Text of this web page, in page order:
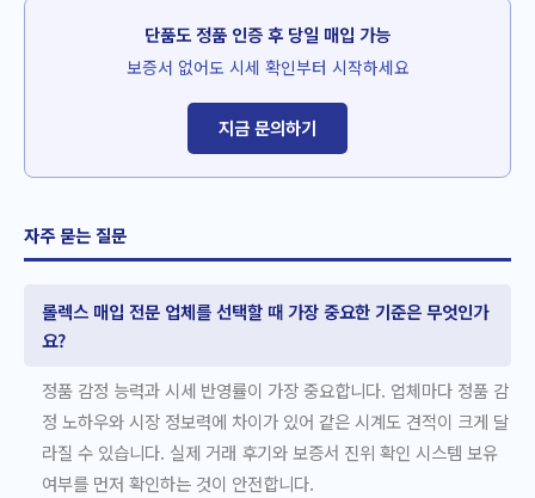
단품도 정품 인증 후 당일 매입 가능
보증서 없어도 시세 확인부터 시작하세요
지금 문의하기
자주 묻는 질문
롤렉스 매입 전문 업체를 선택할 때 가장 중요한 기준은 무엇인가
요?
정품 감정 능력과 시세 반영률이 가장 중요합니다. 업체마다 정품 감
정 노하우와 시장 정보력에 차이가 있어 같은 시계도 견적이 크게 달
라질 수 있습니다. 실제 거래 후기와 보증서 진위 확인 시스템 보유
여부를 먼저 확인하는 것이 안전합니다.